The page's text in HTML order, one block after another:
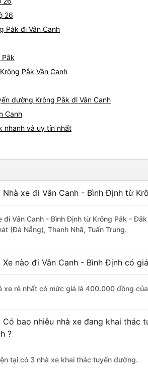
26
Pắk đi Vân Canh
Pắk Vân Canh
đường Krông Pắk đi Vân Canh
Canh
nhanh và uy tín nhất
Nhà xe đi Vân Canh - Bình Định từ
đi Vân Canh - Bình Định từ Krông Pắk -
(Đà Nẵng), Thanh Nhã, Tuấn Trung.
Xe nào đi Vân Canh - Bình Định có
xe rẻ nhất có mức giá là 400.000 đồng
Có bao nhiêu nhà xe đang khai
?
tại có 3 nhà xe khai thác tuyến đường.